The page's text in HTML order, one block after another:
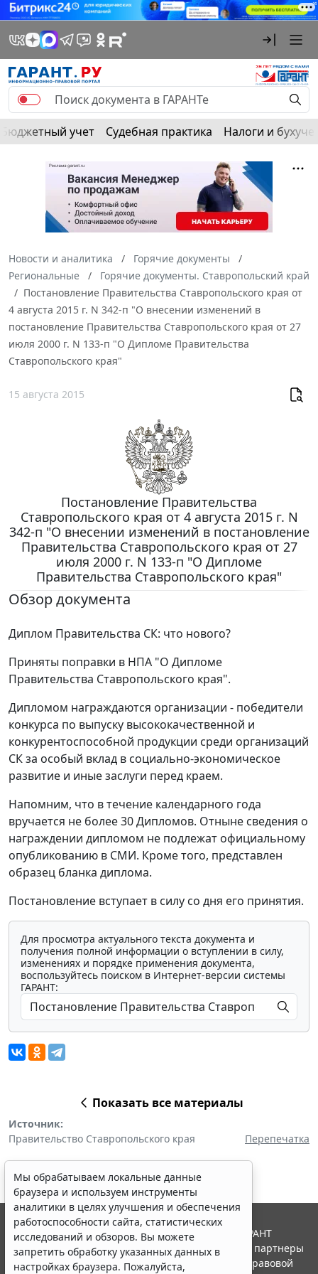
Бюджетный учет Судебная практика Налоги и
Новости и аналитика
Горячие документы
Региональные
Горячие документы. Ставропольский край
Постановление Правительства Ставропольского края от
4 августа 2015 г. N 342-п "О внесении изменений в
постановление Правительства Ставропольского края от 27
июля 2000 г. N 133-п "О Дипломе Правительства
Ставропольского края"
15 августа 2015
Постановление Правительства
Ставропольского края от 4 августа 2015 г. N
342-п "О внесении изменений в постановление
Правительства Ставропольского края от 27
июля 2000 г. N 133-п "О Дипломе
Правительства Ставропольского края"
Обзор документа
Диплом Правительства СК: что нового?
Приняты поправки в НПА "О Дипломе
Правительства Ставропольского края".
Дипломом награждаются организации - победители
конкурса по выпуску высококачественной и
конкурентоспособной продукции среди организаций
СК за особый вклад в социально-экономическое
развитие и иные заслуги перед краем.
Напомним, что в течение календарного года
вручается не более 30 Дипломов. Отныне сведения о
награждении дипломом не подлежат официальному
опубликованию в СМИ. Кроме того, представлен
образец бланка диплома.
Постановление вступает в силу со дня его принятия.
Для просмотра актуального текста документа и
получения полной информации о вступлении в силу,
изменениях и порядке применения документа,
воспользуйтесь поиском в Интернет-версии системы
ГАРАНТ:
Показать все материалы
Источник:
Правительство Ставропольского края
Перепечатка
Мы обрабатываем локальные данные
браузера и используем инструменты
аналитики в целях улучшения и обеспечения
работоспособности сайта, статистических
исследований и обзоров. Вы можете
запретить обработку указанных данных в
настройках браузера. Пожалуйста,
© ООО "НПП "ГАРАНТ-СЕРВИС", 2026. Система ГАРАНТ
выпускается с 1990 года. Компания "Гарант" и ее партнеры
являются участниками Российской ассоциации правовой